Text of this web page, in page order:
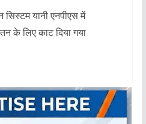
यानी एनपीएस में
के लिए काट दिया गया